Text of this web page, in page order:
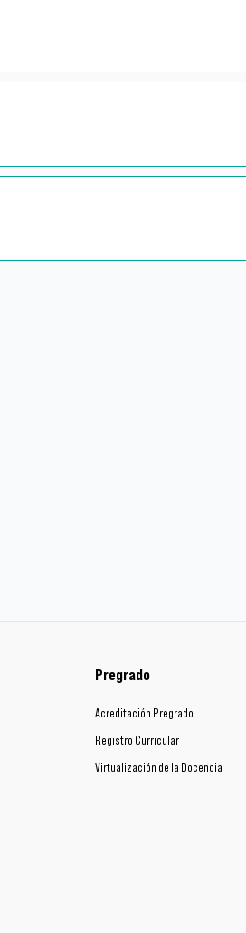
Pregrado
Acreditación Pregrado
Registro Curricular
Virtualización de la Docencia